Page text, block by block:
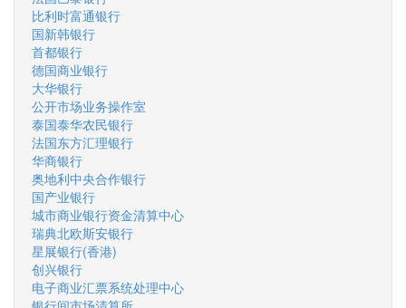
比利时富通银行
国新韩银行
首都银行
德国商业银行
大华银行
公开市场业务操作室
泰国泰华农民银行
法国东方汇理银行
华商银行
奥地利中央合作银行
国产业银行
城市商业银行资金清算中心
瑞典北欧斯安银行
星展银行(香港)
创兴银行
电子商业汇票系统处理中心